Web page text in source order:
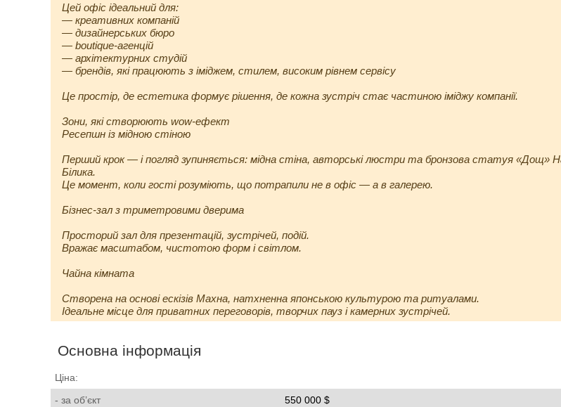
Цей офіс ідеальний для:
— креативних компаній
— дизайнерських бюро
— boutique-агенцій
— архітектурних студій
— брендів, які працюють з іміджем, стилем, високим рівнем сервісу
Це простір, де естетика формує рішення, де кожна зустріч стає частиною іміджу компанії.
Зони, які створюють wow-ефект
Ресепшн із мідною стіною
Перший крок — і погляд зупиняється: мідна стіна, авторські люстри та бронзова статуя «Дощ»
Білика.
Це момент, коли гості розуміють, що потрапили не в офіс — а в галерею.
Бізнес-зал з триметровими дверима
Просторий зал для презентацій, зустрічей, подій.
Вражає масштабом, чистотою форм і світлом.
Чайна кімната
Створена на основі ескізів Махна, натхненна японською культурою та ритуалами.
Ідеальне місце для приватних переговорів, творчих пауз і камерних зустрічей.
Основна інформація
Ціна:
- за об’єкт
550 000 $